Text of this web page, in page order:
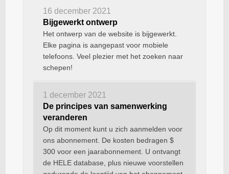
16 december 2021
Bijgewerkt ontwerp
Het ontwerp van de website is bijgewerkt.
Elke pagina is aangepast voor mobiele
telefoons. Veel plezier met het zoeken naar
schepen!
1 december 2021
De principes van samenwerking
veranderen
Op dit moment kunt u zich aanmelden voor
ons abonnement. De kosten bedragen $
300 voor een jaarabonnement. U ontvangt
de HELE database, plus nieuwe voorstellen